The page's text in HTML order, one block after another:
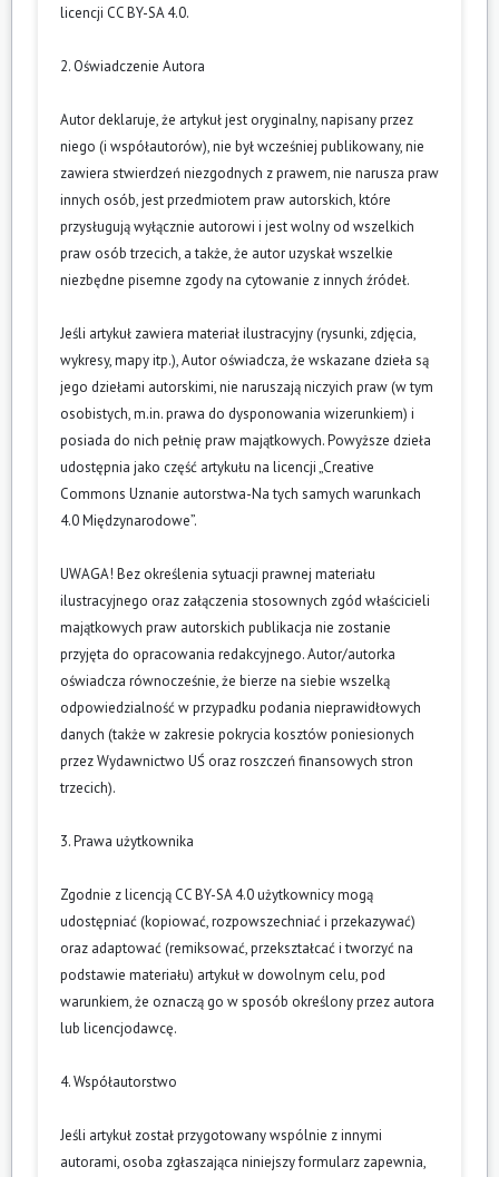
licencji CC BY-SA 4.0.
2. Oświadczenie Autora
Autor deklaruje, że artykuł jest oryginalny, napisany przez
niego (i współautorów), nie był wcześniej publikowany, nie
zawiera stwierdzeń niezgodnych z prawem, nie narusza praw
innych osób, jest przedmiotem praw autorskich, które
przysługują wyłącznie autorowi i jest wolny od wszelkich
praw osób trzecich, a także, że autor uzyskał wszelkie
niezbędne pisemne zgody na cytowanie z innych źródeł.
Jeśli artykuł zawiera materiał ilustracyjny (rysunki, zdjęcia,
wykresy, mapy itp.), Autor oświadcza, że wskazane dzieła są
jego dziełami autorskimi, nie naruszają niczyich praw (w tym
osobistych, m.in. prawa do dysponowania wizerunkiem) i
posiada do nich pełnię praw majątkowych. Powyższe dzieła
udostępnia jako część artykułu na licencji „Creative
Commons Uznanie autorstwa-Na tych samych warunkach
4.0 Międzynarodowe”.
UWAGA! Bez określenia sytuacji prawnej materiału
ilustracyjnego oraz załączenia stosownych zgód właścicieli
majątkowych praw autorskich publikacja nie zostanie
przyjęta do opracowania redakcyjnego. Autor/autorka
oświadcza równocześnie, że bierze na siebie wszelką
odpowiedzialność w przypadku podania nieprawidłowych
danych (także w zakresie pokrycia kosztów poniesionych
przez Wydawnictwo UŚ oraz roszczeń finansowych stron
trzecich).
3. Prawa użytkownika
Zgodnie z licencją CC BY-SA 4.0 użytkownicy mogą
udostępniać (kopiować, rozpowszechniać i przekazywać)
oraz adaptować (remiksować, przekształcać i tworzyć na
podstawie materiału) artykuł w dowolnym celu, pod
warunkiem, że oznaczą go w sposób określony przez autora
lub licencjodawcę.
4. Współautorstwo
Jeśli artykuł został przygotowany wspólnie z innymi
autorami, osoba zgłaszająca niniejszy formularz zapewnia,